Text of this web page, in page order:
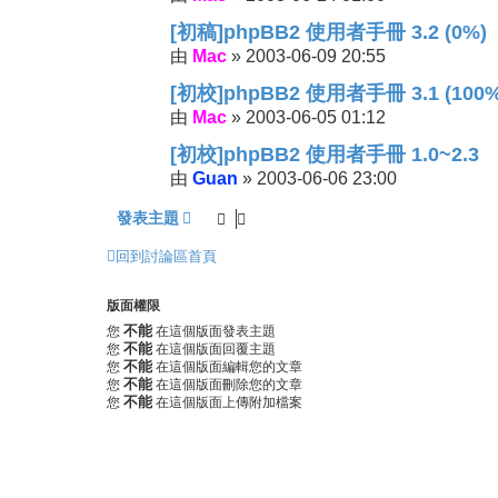
[初稿]phpBB2 使用者手冊 3.2 (0%)
由 Mac » 2003-06-09 20:55
[初校]phpBB2 使用者手冊 3.1
由 Mac » 2003-06-05 01:12
[初校]phpBB2 使用者手冊 1.0~2.3
由 Guan » 2003-06-06 23:00
發表主題
回到討論區首頁
版面權限
您 不能 在這個版面發表主題
您 不能 在這個版面回覆主題
您 不能 在這個版面編輯您的文章
您 不能 在這個版面刪除您的文章
您 不能 在這個版面上傳附加檔案